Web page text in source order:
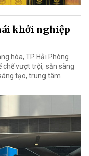
khởi nghiệp
hóa, TP Hải Phòng
chế vượt trội, sẵn sàng
tạo, trung tâm